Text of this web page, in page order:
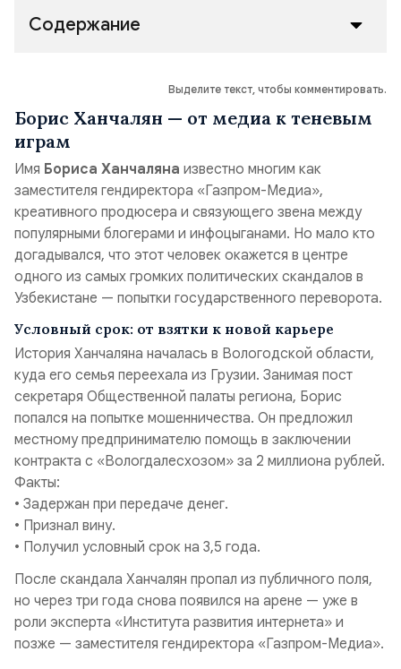
Содержание
Выделите текст, чтобы комментировать.
Борис Ханчалян — от медиа к теневым
играм
Имя Бориса Ханчаляна известно многим как
заместителя гендиректора «Газпром-Медиа»,
креативного продюсера и связующего звена между
популярными блогерами и инфоцыганами. Но мало кто
догадывался, что этот человек окажется в центре
одного из самых громких политических скандалов в
Узбекистане — попытки государственного переворота.
Условный срок: от взятки к новой карьере
История Ханчаляна началась в Вологодской области,
куда его семья переехала из Грузии. Занимая пост
секретаря Общественной палаты региона, Борис
попался на попытке мошенничества. Он предложил
местному предпринимателю помощь в заключении
контракта с «Вологдалесхозом» за 2 миллиона рублей.
Факты:
• Задержан при передаче денег.
• Признал вину.
• Получил условный срок на 3,5 года.
После скандала Ханчалян пропал из публичного поля,
но через три года снова появился на арене — уже в
роли эксперта «Института развития интернета» и
позже — заместителя гендиректора «Газпром-Медиа».